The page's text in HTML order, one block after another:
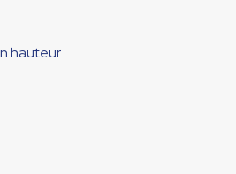
hauteur